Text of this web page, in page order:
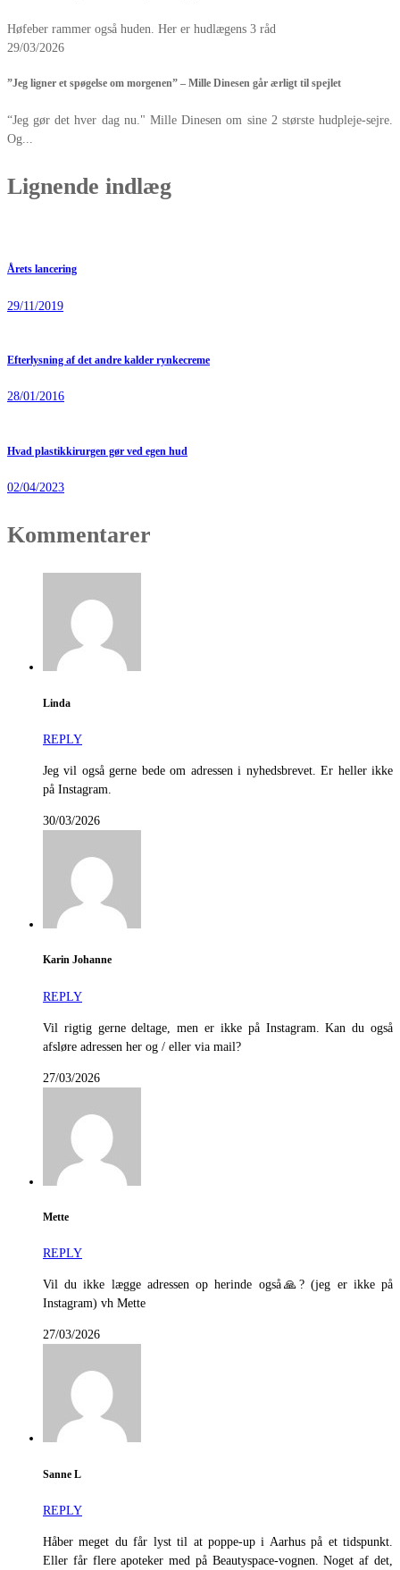
Høfeber rammer også huden. Her er hudlægens 3 råd
29/03/2026
”Jeg ligner et spøgelse om morgenen” – Mille Dinesen går ærligt til spejlet
“Jeg gør det hver dag nu." Mille Dinesen om sine 2 største hudpleje-sejre.
Og...
Lignende indlæg
Årets lancering
29/11/2019
Efterlysning af det andre kalder rynkecreme
28/01/2016
Hvad plastikkirurgen gør ved egen hud
02/04/2023
Kommentarer
Linda
REPLY
Jeg vil også gerne bede om adressen i nyhedsbrevet. Er heller ikke
på Instagram.
30/03/2026
Karin Johanne
REPLY
Vil rigtig gerne deltage, men er ikke på Instagram. Kan du også
afsløre adressen her og / eller via mail?
27/03/2026
Mette
REPLY
Vil du ikke lægge adressen op herinde også🙏? (jeg er ikke på
Instagram) vh Mette
27/03/2026
Sanne L
REPLY
Håber meget du får lyst til at poppe-up i Aarhus på et tidspunkt.
Eller får flere apoteker med på Beautyspace-vognen. Noget af det,